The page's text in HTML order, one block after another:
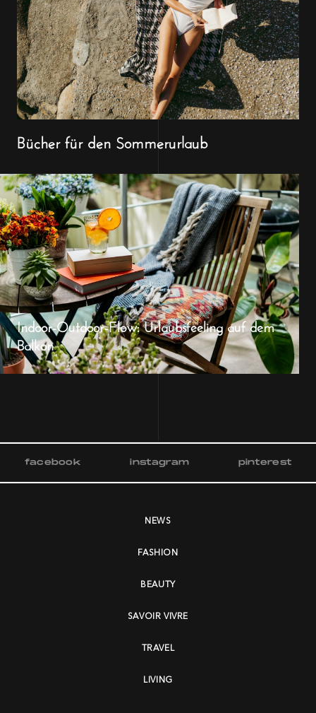
Bücher für den Sommerurlaub
Indoor-Outdoor-Flow: Urlaubsfeeling auf dem
Balkon
facebook instagram pinterest
NEWS
FASHION
BEAUTY
SAVOIR VIVRE
TRAVEL
LIVING